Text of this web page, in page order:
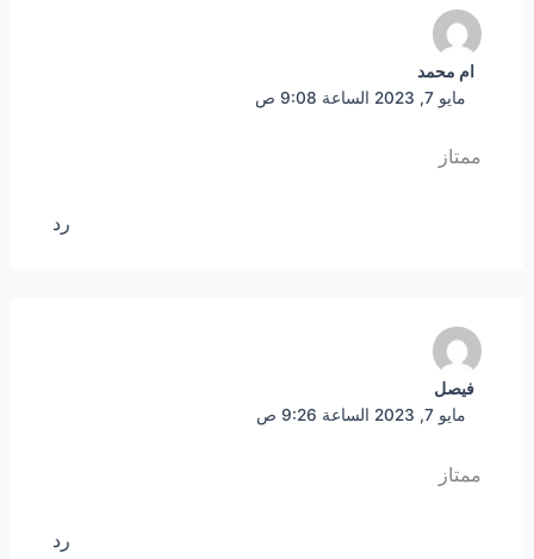
ام محمد
مايو 7, 2023 الساعة 9:08 ص
ممتاز
رد
فيصل
مايو 7, 2023 الساعة 9:26 ص
ممتاز
رد